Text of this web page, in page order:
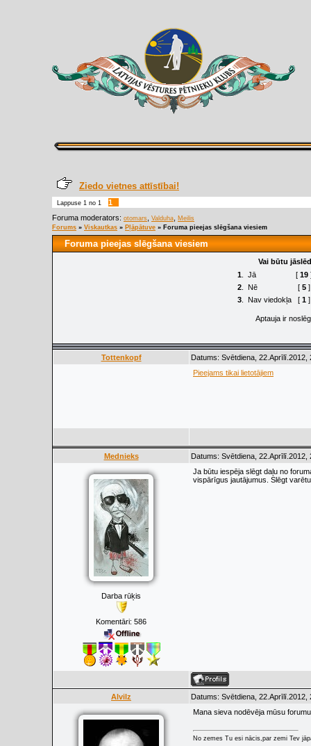
Ziedo vietnes attīstībai!
Lappuse 1 no 1
1
Foruma moderators: otomars Valduha
Meilis
Forums » Viskautkas » Pļāpātuve » Foruma pieejas slēgšana viesiem
Foruma pieejas slēgšana viesiem
Vai būtu
1. Jā [ 19
2. Nē [ 5]
3. Nav viedokļa [ 1]
Aptauja ir
Tottenkopf
Datums: Svētdiena,
Pieejams tikai lietotājiem
Mednieks Datums: Svētdiena,
Darba rūķis
Komentāri: 586
Ja būtu iespēja slēgt daļu no
vispārīgus jautājumus. Slēgt
Alvilz Datums: Svētdiena,
Mana sieva nodēvēja mūsu
No zemes Tu esi nācis,par zemi Tev